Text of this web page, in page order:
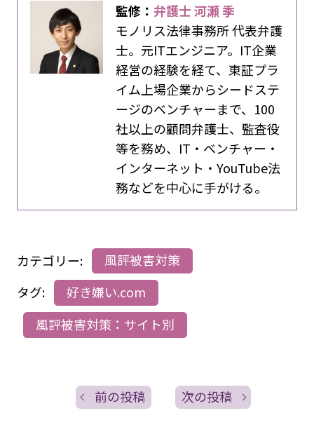
監修：弁護士 河瀬 季
モノリス法律事務所 代表弁護
士。元ITエンジニア。IT企業
経営の経験を経て、東証プラ
イム上場企業からシードステ
ージのベンチャーまで、100
社以上の顧問弁護士、監査役
等を務め、IT・ベンチャー・
インターネット・YouTube法
務などを中心に手がける。
カテゴリー:
風評被害対策
タグ:
好き嫌い.com
風評被害対策：サイト別
前の投稿 次の投稿